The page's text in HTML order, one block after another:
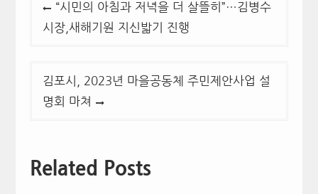
“시민의 아침과 저녁을 더 살뜰히”…김병수
시장,새해기원 지신밟기 진행
김포시, 2023년 마을공동체 주민제안사업 설
명회 마쳐
Related Posts